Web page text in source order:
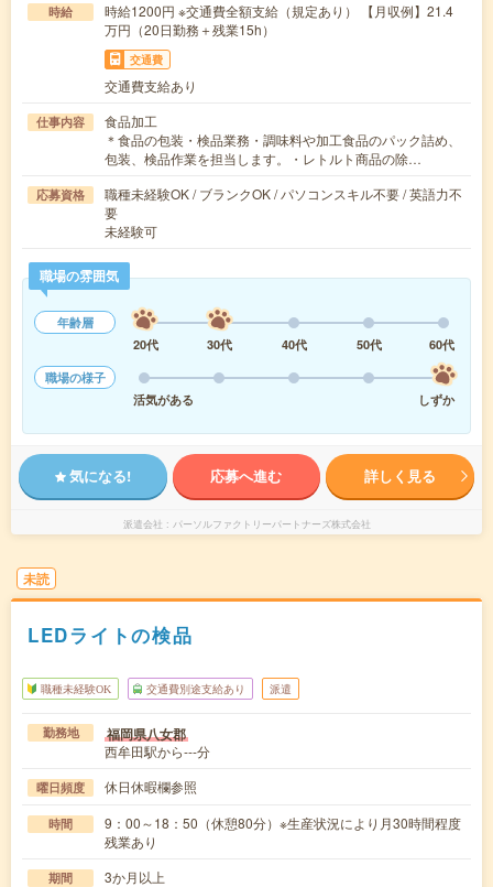
時給
時給1200円 ※交通費全額支給（規定あり） 【月収例】21.4
万円（20日勤務＋残業15h）
交通費
交通費支給あり
仕事内容
食品加工
＊食品の包装・検品業務・調味料や加工食品のパック詰め、
包装、検品作業を担当します。・レトルト商品の除…
応募資格
職種未経験OK / ブランクOK / パソコンスキル不要 / 英語力不
要
未経験可
職場の雰囲気
年齢層
20代
30代 40代 50代
60代
職場の様子
活気がある
しずか
気になる! 応募へ進む 詳しく見る
派遣会社 パーソルファクトリーパートナーズ株式会社
未読
LEDライトの検品
職種未経験OK 交通費別途支給あり 派遣
勤務地 福岡県八女郡
西牟田駅から---分
曜日頻度 休日休暇欄参照
時間
9：00～18：50（休憩80分）※生産状況により月30時間程度
残業あり
期間 3か月以上